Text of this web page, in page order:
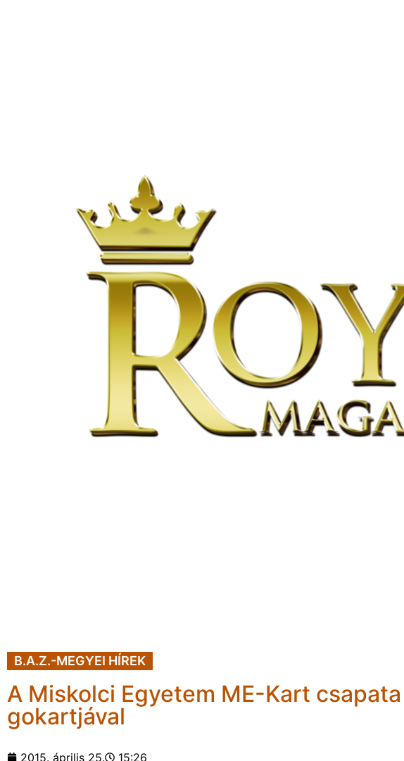
B.A.Z.-MEGYEI HÍREK
A Miskolci Egyetem ME-Kart
gokartjával
2015. április 25. 15:26